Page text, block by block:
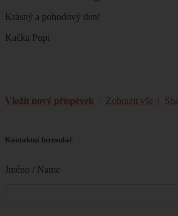
Krásný a pohodový den!
Kačka Pupi
Vložit nový příspěvek | Zobrazit vše |
Kontaktní formulář
Jméno / Name